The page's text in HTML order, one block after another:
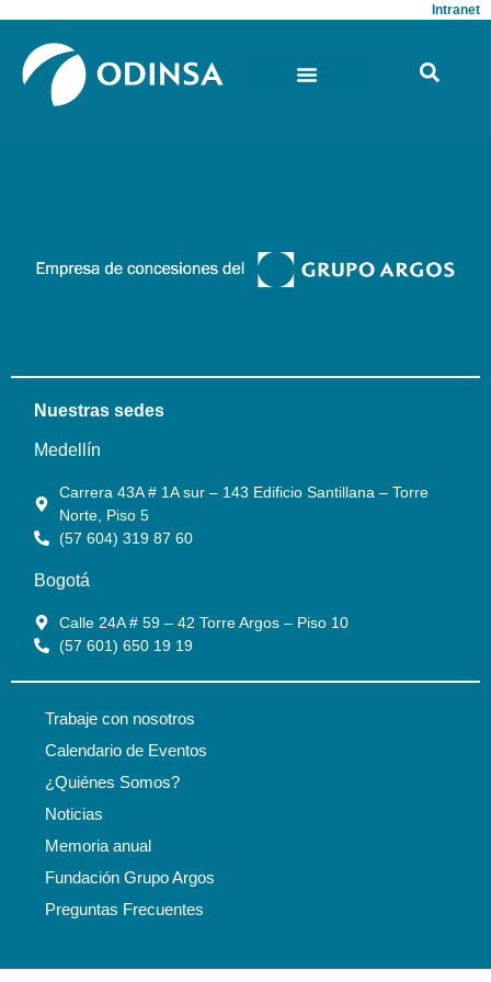
Intranet
Nuestras sedes
Medellín
Carrera 43A # 1A sur – 143 Edificio Santillana – Torre
Norte, Piso 5
(57 604) 319 87 60
Bogotá
Calle 24A # 59 – 42 Torre Argos – Piso 10
(57 601) 650 19 19
Trabaje con nosotros
Calendario de Eventos
¿Quiénes Somos?
Noticias
Memoria anual
Fundación Grupo Argos
Preguntas Frecuentes